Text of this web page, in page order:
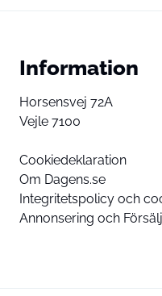
Information
Horsensvej 72A
Vejle 7100
Cookiedeklaration
Om Dagens.se
Integritetspolicy och
Annonsering och